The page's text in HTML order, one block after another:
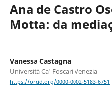
Ana de Castro
Motta: da
Vanessa Castagna
Università Ca' Foscari Venezia
https://orcid.org/0000-0002-5183-6751